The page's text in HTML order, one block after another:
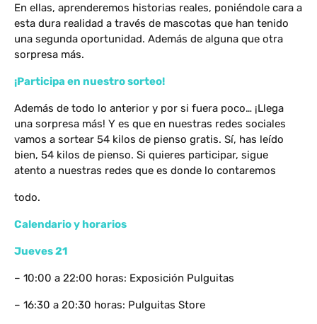
En ellas, aprenderemos historias reales, poniéndole cara a
esta dura realidad a través de mascotas que han tenido
una segunda oportunidad. Además de alguna que otra
sorpresa más.
¡Participa en nuestro sorteo!
Además de todo lo anterior y por si fuera poco… ¡Llega
una sorpresa más! Y es que en nuestras redes sociales
vamos a sortear 54 kilos de pienso gratis. Sí, has leído
bien, 54 kilos de pienso. Si quieres participar, sigue
atento a nuestras redes que es donde lo contaremos
todo.
Calendario y horarios
Jueves 21
– 10:00 a 22:00 horas: Exposición Pulguitas
– 16:30 a 20:30 horas: Pulguitas Store